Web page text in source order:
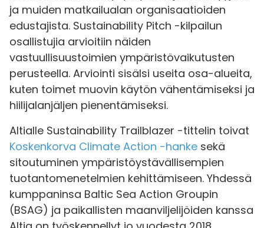
ja muiden matkailualan organisaatioiden
edustajista. Sustainability Pitch -kilpailun
osallistujia arvioitiin näiden
vastuullisuustoimien ympäristövaikutusten
perusteella. Arviointi sisälsi useita osa-alueita,
kuten toimet muovin käytön vähentämiseksi ja
hiilijalanjäljen pienentämiseksi.
Altialle Sustainability Trailblazer -tittelin toivat
Koskenkorva Climate Action -hanke sekä
sitoutuminen ympäristöystävällisempien
tuotantomenetelmien kehittämiseen. Yhdessä
kumppaninsa Baltic Sea Action Groupin
(BSAG) ja paikallisten maanviljelijöiden kanssa